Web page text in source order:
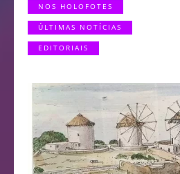
NOS HOLOFOTES
ÚLTIMAS NOTÍCIAS
EDITORIAIS